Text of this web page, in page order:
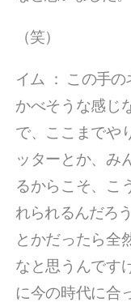
（笑）
イム ： この手の
かべそうな感じ
で、ここまでや
ッターとか、み
るからこそ、こ
れられるんだろ
とかだったら全
なと思うんです
に今の時代に合